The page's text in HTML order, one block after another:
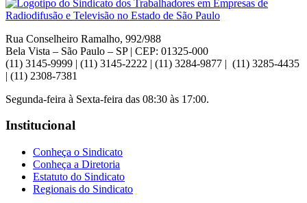
Rua Conselheiro Ramalho, 992/988
Bela Vista – São Paulo – SP | CEP: 01325-000
(11) 3145-9999 | (11) 3145-2222 | (11) 3284-9877 | (11) 3285-4435
| (11) 2308-7381
Segunda-feira à Sexta-feira das 08:30 às 17:00.
Institucional
Conheça o Sindicato
Conheça a Diretoria
Estatuto do Sindicato
Regionais do Sindicato